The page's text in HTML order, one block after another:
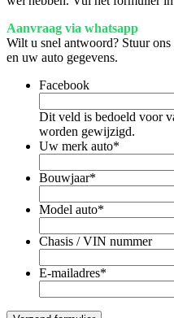
Aanvraag via whatsapp
Wilt u snel antwoord? Stuur
en uw auto gegevens.
Facebook
Dit veld is bedoeld voor
worden gewijzigd.
Uw merk auto*
Bouwjaar*
Model auto*
Chasis / VIN nummer
E-mailadres*